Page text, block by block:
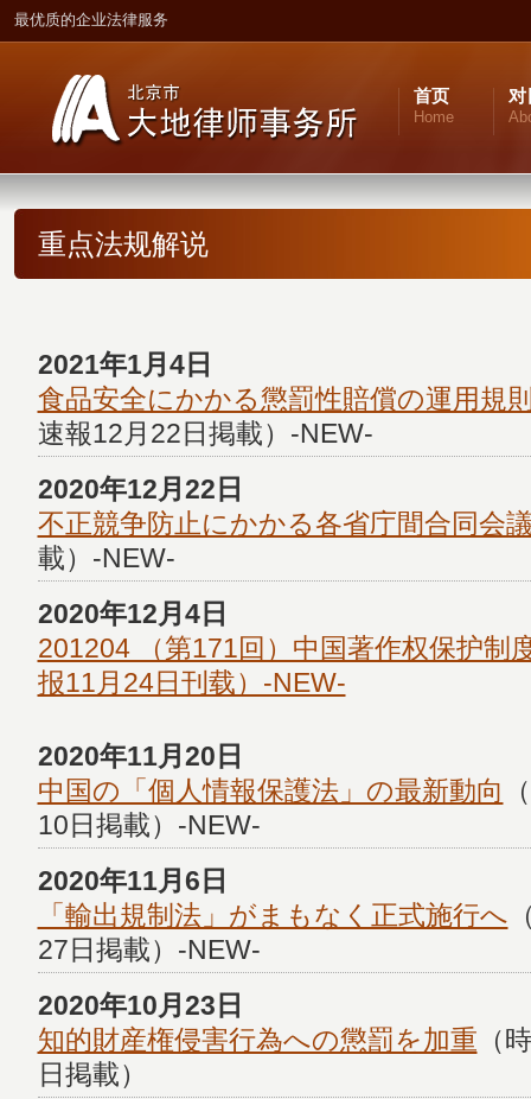
最优质的企业法律服务
首页
Home
重点法规解说
2021年1月4日
食品安全にかかる懲罰性賠償の運用規
速報12月22日掲載）-NEW-
2020年12月22日
不正競争防止にかかる各省庁間合同会
載）-NEW-
2020年12月4日
201204 （第171回）中国著作权保护制
报11月24日刊载）-NEW-
2020年11月20日
中国の「個人情報保護法」の最新動向
10日掲載）-NEW-
2020年11月6日
「輸出規制法」がまもなく正式施行へ
27日掲載）-NEW-
2020年10月23日
知的財産権侵害行為への懲罰を加重 （
日掲載）